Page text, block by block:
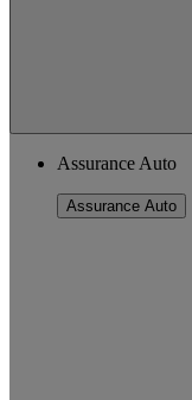
Assurance Auto
Assurance Auto